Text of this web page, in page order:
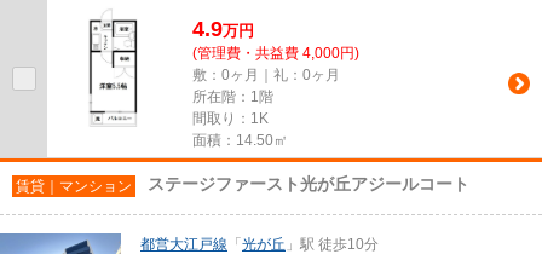
4.9万円
(管理費・共益費 4,000円)
敷：0ヶ月｜礼：0ヶ月
所在階：1階
間取り：1K
面積：14.50㎡
賃貸｜マンション ステージファースト光が丘アジールコート
都営大江戸線 「 光が丘 」駅 徒歩10分